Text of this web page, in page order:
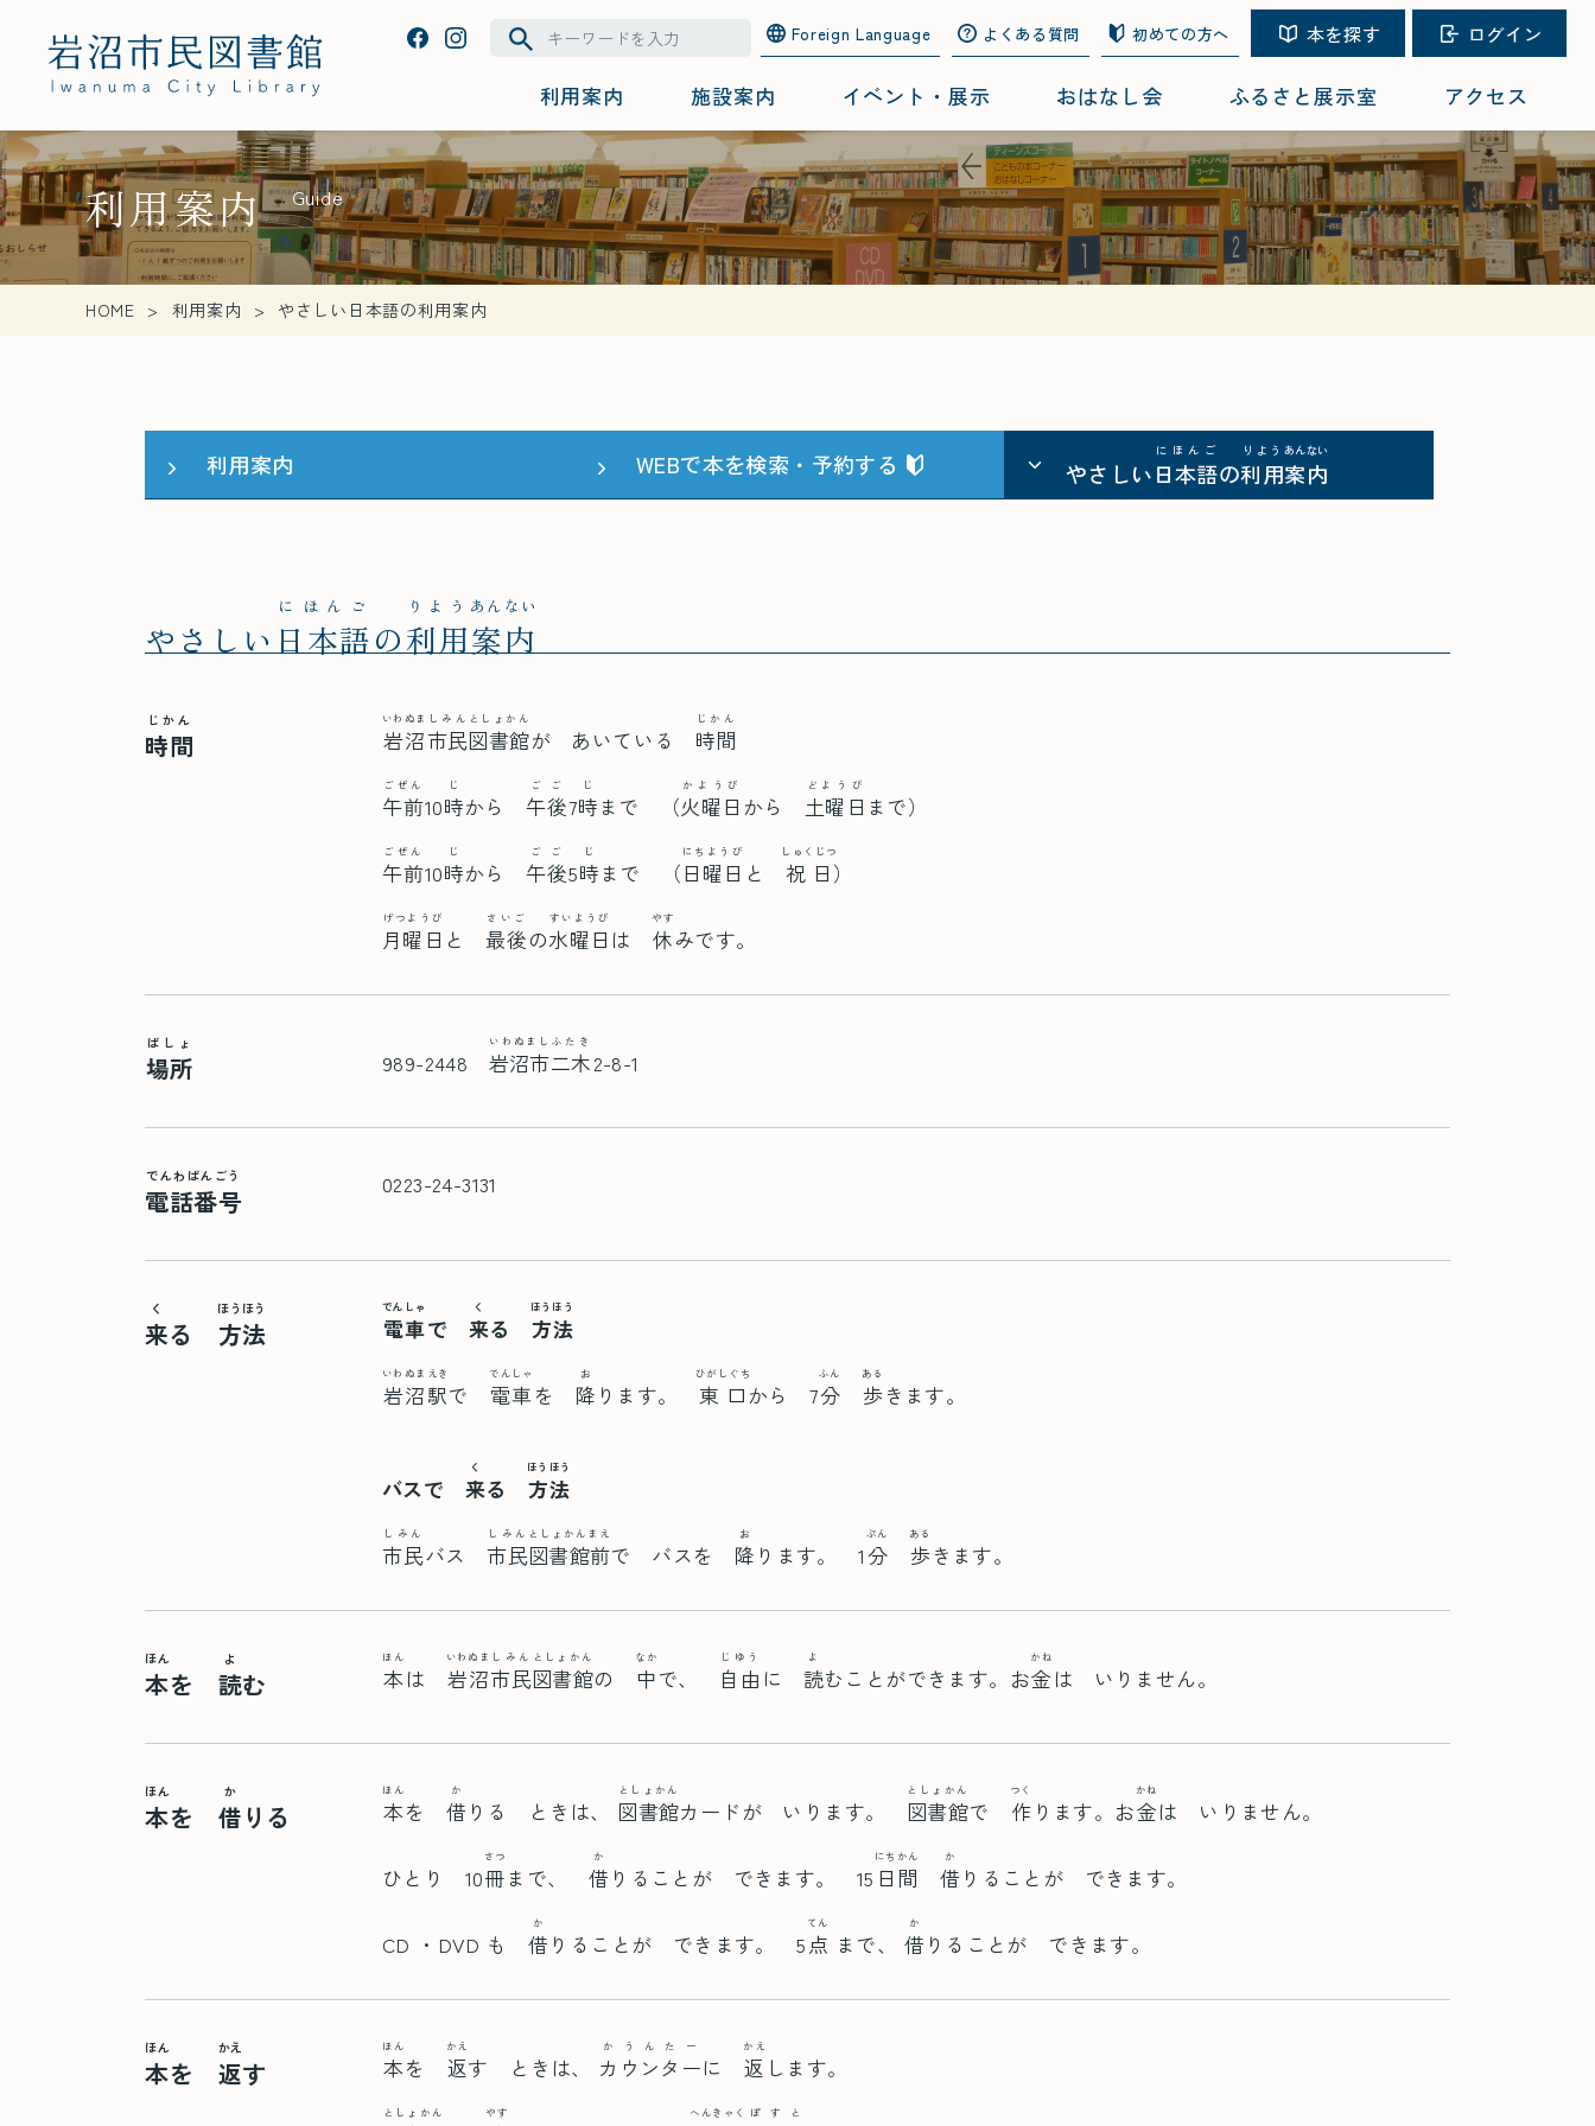
Foreign Language よくある質問 初めての方へ 本を探す ログイン
利用案内 施設案内 イベント・展示 おはなし会 ふるさと展示室 アクセス
利用案内 Guide
HOME 利用案内 やさしい日本語の利用案内
利用案内 WEBで本を検索・予約する やさしい日本語
にほんご
の利用
りよう
案内
あんない
やさしい 日本語
にほんご
の利用
りよう
案内
あんない
時間
じかん
岩沼
いわぬま
市民
しみん
図書館
としょかん
が あいている 時間
じかん
午前
ごぜん
10時
じ
から午後
ごご
7時
じ
まで （火曜日
かようび
から 土曜日
どようび
まで）
午前
ごぜん
10時
じ
から午後
ごご
5時
じ
まで （日曜日
にちようび
と 祝日
しゅくじつ
）
月曜日
げつようび
と 最後
さいご
の水曜日
すいようび
は 休
やす
みです。
場所
ばしょ
989-2448 岩沼市
いわぬまし
二木
ふたき
2-8-1
電話番号
でんわばんごう 0223-24-3131
来
く
る 方法
ほうほう
電車
でんしゃ
で 来
く
る 方法
ほうほう
岩沼駅
いわぬまえき
で 電車
でんしゃ
を 降
お
ります。東口
ひがしぐち
から 7分
ふん
歩
ある
きます。
バスで 来
く
る 方法
ほうほう
市民
しみん
バス 市民
しみん
図書館前
としょかんまえ
で バスを 降
お
ります。 1分
ぷん
歩
ある
きます。
本
ほん
を 読
よ
む 本
ほん
は 岩沼
いわぬま
市民
しみん
図書館
としょかん
の 中
なか
で、 自由
じゆう
に 読
よ
むことができます。お金
かね
は いりません。
本
ほん
を 借
か
りる 本
ほん
を 借
か
りる ときは、 図書館
としょかん
カードが いります。 図書館
としょかん
で 作
つく
ります。お金
かね
は いりません。
ひとり 10冊
さつ
まで、 借
か
りることが できます。 15 日間
にちかん
借
か
りることが できます。
CD ・DVD も 借
か
りることが できます。 5点
てん
まで、 借
か
りることが できます。
本
ほん
を 返
かえ
す 本
ほん
を 返
かえ
す ときは、 カウンター
かうんたー
に 返
かえ
します。
としょかん やす へんきゃく ぽすと